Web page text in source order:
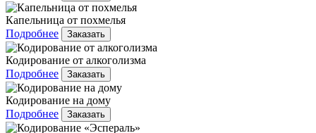
Капельница от похмелья
Подробнее
Заказать
Кодирование от алкоголизма
Подробнее
Заказать
Кодирование на дому
Подробнее
Заказать